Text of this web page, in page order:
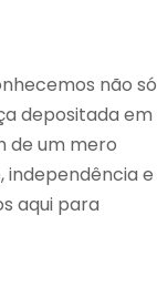
não só
depositada em
de um mero
independência e
aqui para